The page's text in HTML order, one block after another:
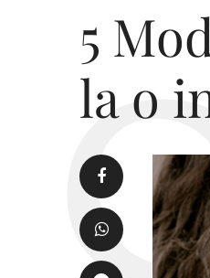
5
la o